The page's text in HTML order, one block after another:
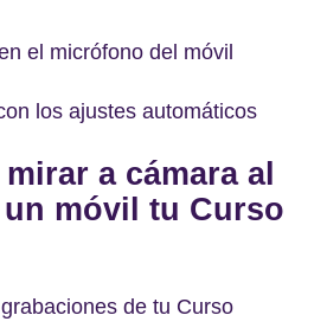
el micrófono del móvil
los ajustes automáticos
a cámara al
móvil tu Curso
de tu Curso